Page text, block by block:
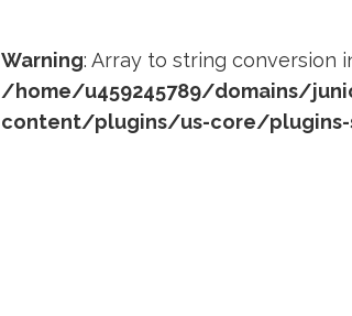
Warning: Array to string conversion
/home/u459245789/domains/
content/plugins/us-core/